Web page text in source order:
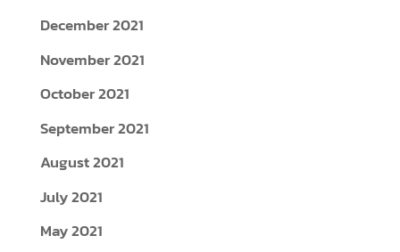
December 2021
November 2021
October 2021
September 2021
August 2021
July 2021
May 2021